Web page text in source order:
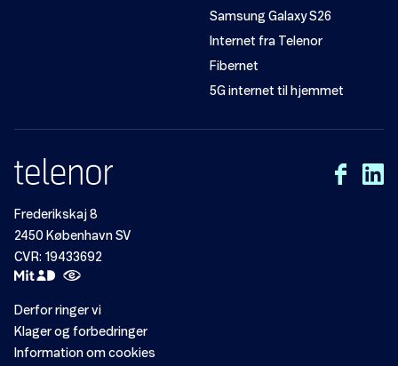
Samsung Galaxy S26
Internet fra Telenor
Fibernet
5G internet til hjemmet
Frederikskaj 8
2450 København SV
CVR: 19433692
Derfor ringer vi
Klager og forbedringer
Information om cookies